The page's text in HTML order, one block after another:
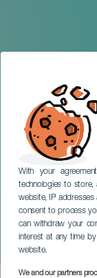
With your
technologies to store,
website, IP addresses
consent to process
can withdraw your
interest at any time
website.
We and our partners
En
LANZAROTE